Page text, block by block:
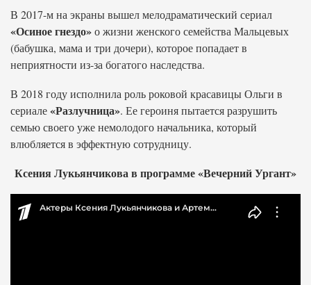
В 2017-м на экраны вышел мелодраматический сериал
«Осиное гнездо»о жизни женского семейства Мальцевых
(бабушка, мама и три дочери), которое попадает в
неприятности из-за богатого наследства.
В 2018 году исполнила роль роковой красавицы Ольги в
сериале«Разлучница». Ее героиня пытается разрушить
семью своего уже немолодого начальника, который
влюбляется в эффектную сотрудницу.
Ксения Лукьянчикова в программе «Вечерний Ургант»